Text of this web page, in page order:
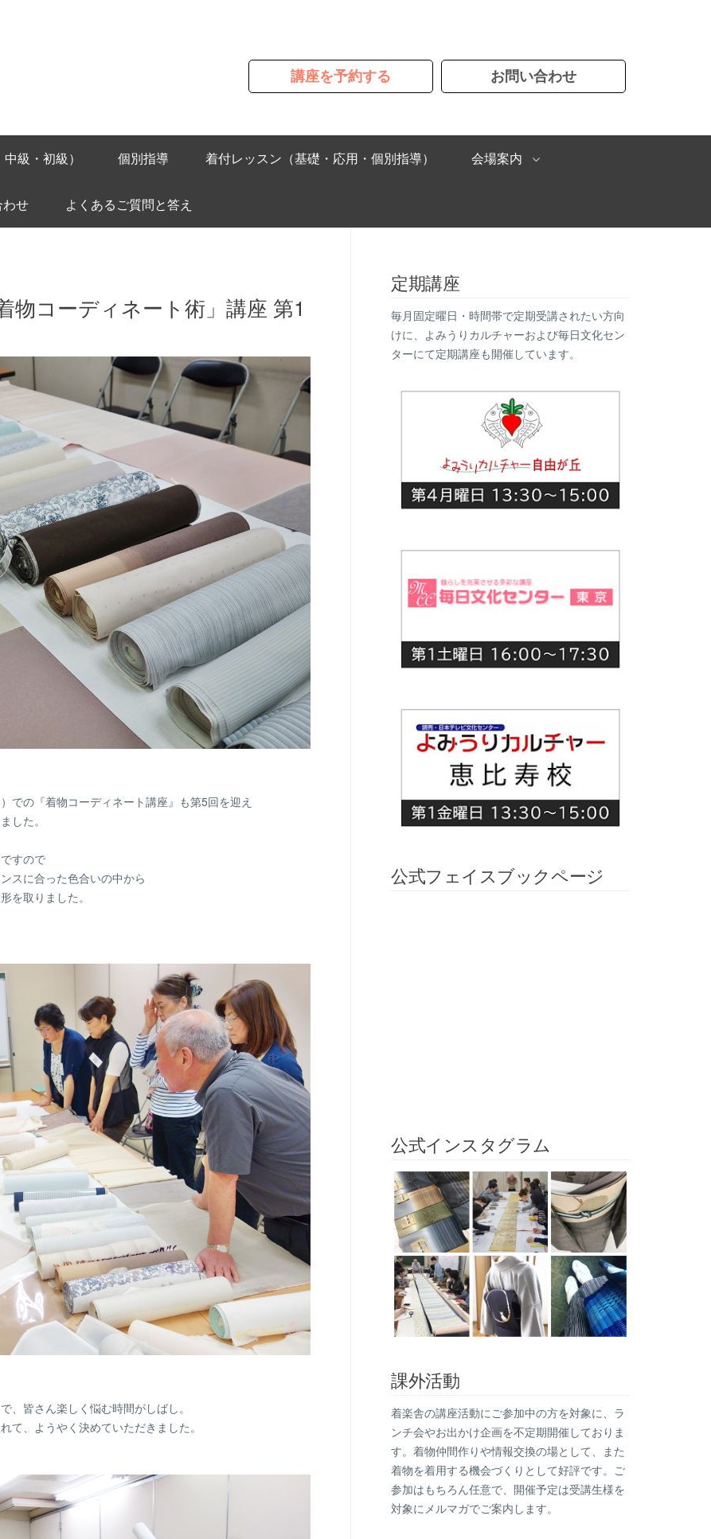
講座を予約する お問い合わせ
級・初級） 個別指導 着付レッスン（基礎・応用・個別指導） 会場案内
せ よくあるご質問と答え
物コーディネート術」講座 第1
での『着物コーディネート講座』も第5回を迎え
した。
すので
スに合った色合いの中から
を取りました。
、皆さん楽しく悩む時間がしばし。
て、ようやく決めていただきました。
定期講座
毎月固定曜日・時間帯で定期受講されたい方向
けに、よみうりカルチャーおよび毎日文化セン
ターにて定期講座も開催しています。
公式フェイスブックページ
公式インスタグラム
課外活動
着楽舎の講座活動にご参加中の方を対象に、ラ
ンチ会やお出かけ企画を不定期開催しておりま
す。着物仲間作りや情報交換の場として、また
着物を着用する機会づくりとして好評です。ご
参加はもちろん任意で、開催予定は受講生様を
対象にメルマガでご案内します。